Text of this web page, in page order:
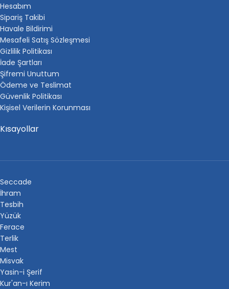
Hesabım
Sipariş Takibi
Havale Bildirimi
Mesafeli Satış Sözleşmesi
Gizlilik Politikası
İade Şartları
Şifremi Unuttum
Ödeme ve Teslimat
Güvenlik Politikası
Kişisel Verilerin Korunması
Kısayollar
Seccade
İhram
Tesbih
Yüzük
Ferace
Terlik
Mest
Misvak
Yasin-i Şerif
Kur'an-ı Kerim